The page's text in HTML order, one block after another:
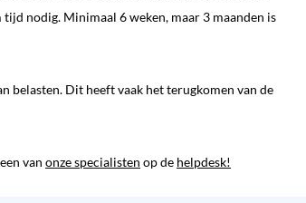
nodig. Minimaal 6 weken, maar 3 maanden is
belasten. Dit heeft vaak het terugkomen van de
van onze specialisten op de helpdesk!